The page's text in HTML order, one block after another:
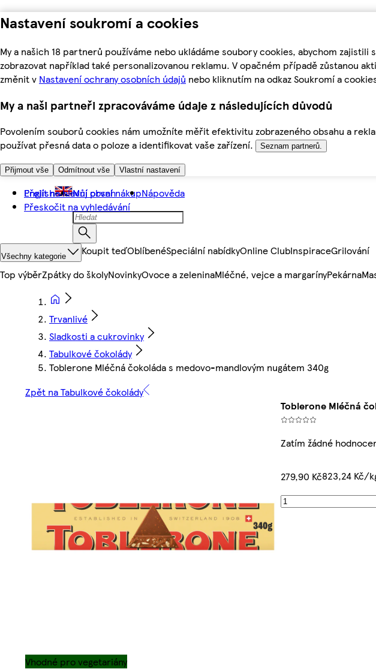
Nastavení soukromí a cookies
My a našich 18 partnerů používáme nebo ukládáme soubory cookies, abychom
zobrazovat například také personalizovanou reklamu. V opačném případě zůstanou
změnit v Nastavení ochrany osobních údajů nebo kliknutím na odkaz Soukromí a
My a naši partneři zpracováváme údaje z následujících důvodů
Povolením souborů cookies nám umožníte měřit efektivitu zobrazeného obsahu a
používat přesná data o poloze a identifikovat vaše zařízení.
Seznam partnerů.
Přijmout vše Odmítnout vše Vlastní nastavení
Přejít na hlavní obsah
Přeskočit na vyhledávání
English Můj první nákupNápověda
Všechny kategorie Koupit teďOblíbenéSpeciální nabídkyOnline ClubInspiraceGrilování
Top výběrZpátky do školyNovinkyOvoce a zeleninaMléčné, vejce a margarínyPekárna
Trvanlivé
Sladkosti a cukrovinky
Tabulkové čokolády
Toblerone Mléčná čokoláda s medovo-mandlovým nugátem 340g
Zpět na Tabulkové čokolády
Toblerone Mléčná
Zatím žádné
279,90 Kč823,24 Kč/
Vhodné pro vegetariány